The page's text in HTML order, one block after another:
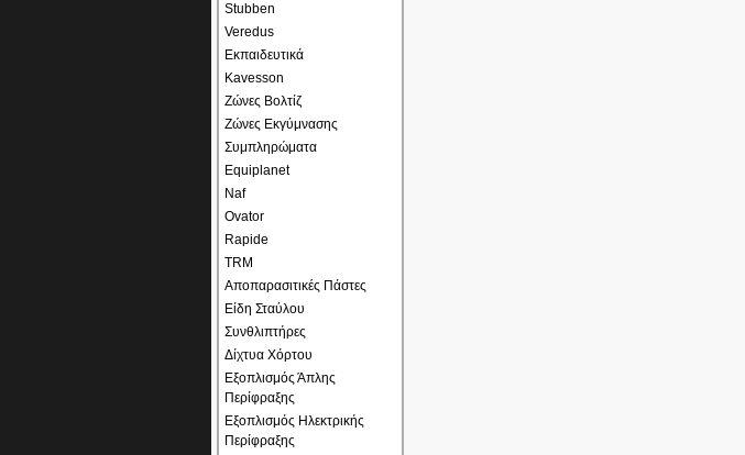
Stubben
Veredus
Εκπαιδευτικά
Kavesson
Ζώνες Βολτίζ
Ζώνες Εκγύμνασης
Συμπληρώματα
Equiplanet
Naf
Ovator
Rapide
TRM
Αποπαρασιτικές Πάστες
Είδη Σταύλου
Συνθλιπτήρες
Δίχτυα Χόρτου
Εξοπλισμός Άπλης
Περίφραξης
Εξοπλισμός Ηλεκτρικής
Περίφραξης